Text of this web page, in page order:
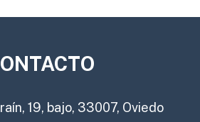
19, bajo, 33007, Oviedo